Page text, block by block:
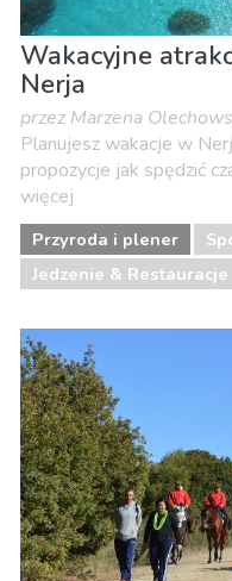
Wakacyjne
Nerja
przez Marzena
Planujesz wakacje w
propozycje jak spędzić
więcej
Przyroda i plener
Jedzenie & Restauracje